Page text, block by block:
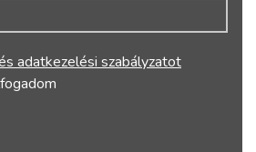
adatkezelési szabályzatot